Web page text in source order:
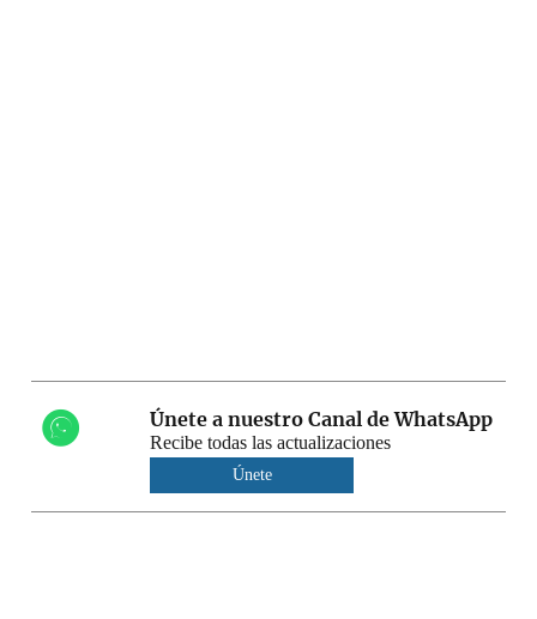
Únete a nuestro Canal de WhatsApp
Recibe todas las actualizaciones
Únete